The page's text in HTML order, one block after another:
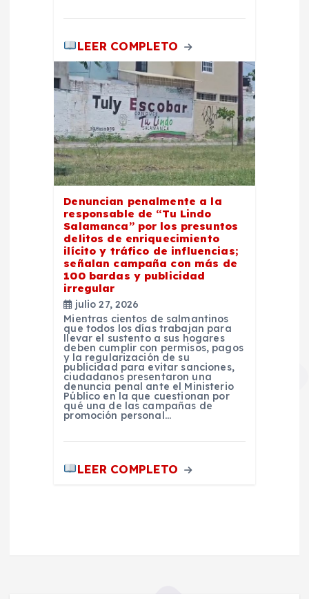
LEER COMPLETO
Denuncian penalmente a la
responsable de “Tu Lindo
Salamanca” por los presuntos
delitos de enriquecimiento
ilícito y tráfico de influencias;
señalan campaña con más de
100 bardas y publicidad
irregular
julio 27, 2026
Mientras cientos de salmantinos
que todos los días trabajan para
llevar el sustento a sus hogares
deben cumplir con permisos, pagos
y la regularización de su
publicidad para evitar sanciones,
ciudadanos presentaron una
denuncia penal ante el Ministerio
Público en la que cuestionan por
qué una de las campañas de
promoción personal…
LEER COMPLETO